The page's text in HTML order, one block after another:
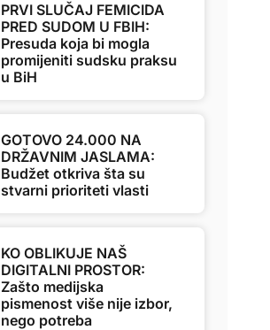
PRVI SLUČAJ FEMICIDA
PRED SUDOM U FBIH:
Presuda koja bi mogla
promijeniti sudsku praksu
u BiH
GOTOVO 24.000 NA
DRŽAVNIM JASLAMA:
Budžet otkriva šta su
stvarni prioriteti vlasti
KO OBLIKUJE NAŠ
DIGITALNI PROSTOR:
Zašto medijska
pismenost više nije izbor,
nego potreba